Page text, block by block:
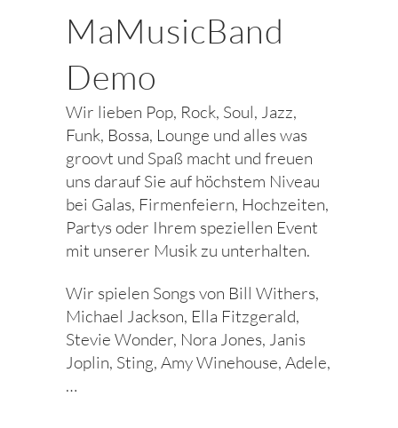
MaMusicBand
Demo
Wir lieben Pop, Rock, Soul, Jazz,
Funk, Bossa, Lounge und alles was
groovt und Spaß macht und freuen
uns darauf Sie auf höchstem Niveau
bei Galas, Firmenfeiern, Hochzeiten,
Partys oder Ihrem speziellen Event
mit unserer Musik zu unterhalten.
Wir spielen Songs von Bill Withers,
Michael Jackson, Ella Fitzgerald,
Stevie Wonder, Nora Jones, Janis
Joplin, Sting, Amy Winehouse, Adele,
…